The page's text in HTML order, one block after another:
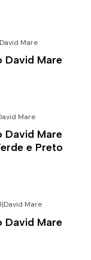
David Mare
David Mare
Mare
David Mare
e Preto
|David Mare
David Mare